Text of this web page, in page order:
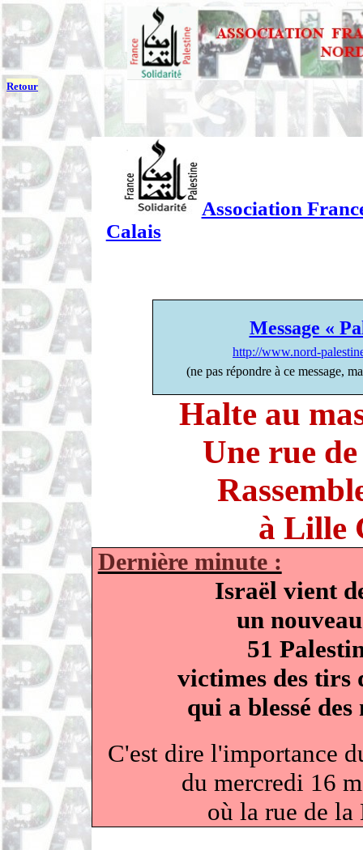
Retour
Association
Calais
Message «
http://www.nord-
(ne pas répondre à ce message,
Halte au
Une rue
à Lille
Dernière minute :
Israël vient
un
51
victimes des tirs
qui a blessé
C'est dire l'importance
du mercredi 16
où la rue de la